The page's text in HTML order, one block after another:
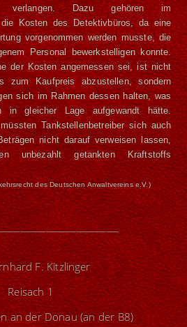
verlangen. Dazu gehören im
Kosten des Detektivbüros, da eine
vorgenommen werden musste, die
Personal bewerkstelligen konnte.
der Kosten angemessen sei, ist nicht
zum Kaufpreis abzustellen, sondern
sich im Rahmen dessen halten, was
in gleicher Lage aufgewandt hätte.
Tankstellenbetreiber sich auch
nicht darauf verweisen lassen,
unbezahlt getankten Kraftstoffs
des Deutschen Anwaltvereins e.V.)
F. Kitzlinger
Reisach 1
an der Donau (an der B8)